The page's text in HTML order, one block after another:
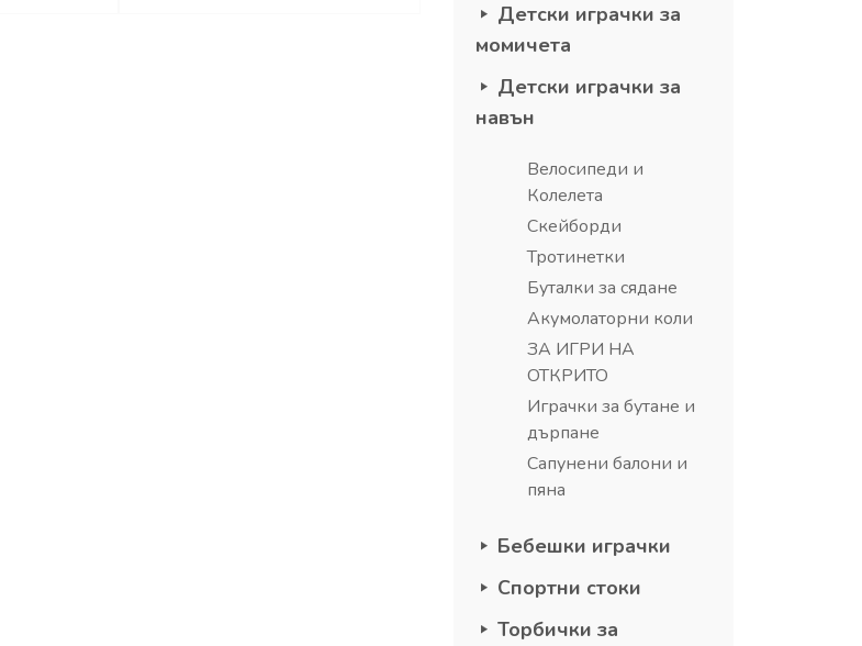
Детски играчки за
момичета
Детски играчки за
навън
Велосипеди и
Колелета
Скейборди
Тротинетки
Буталки за сядане
Акумолаторни коли
ЗА ИГРИ НА
ОТКРИТО
Играчки за бутане и
дърпане
Сапунени балони и
пяна
Бебешки играчки
Спортни стоки
Торбички за